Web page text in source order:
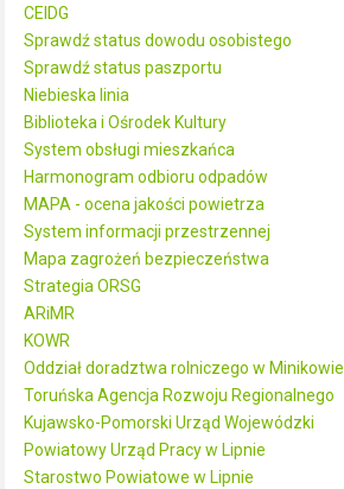
CEIDG
Sprawdź status dowodu osobistego
Sprawdź status paszportu
Niebieska linia
Biblioteka i Ośrodek Kultury
System obsługi mieszkańca
Harmonogram odbioru odpadów
MAPA - ocena jakości powietrza
System informacji przestrzennej
Mapa zagrożeń bezpieczeństwa
Strategia ORSG
ARiMR
KOWR
Oddział doradztwa rolniczego w Minikowie
Toruńska Agencja Rozwoju Regionalnego
Kujawsko-Pomorski Urząd Wojewódzki
Powiatowy Urząd Pracy w Lipnie
Starostwo Powiatowe w Lipnie